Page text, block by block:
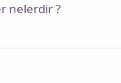
nelerdir ?